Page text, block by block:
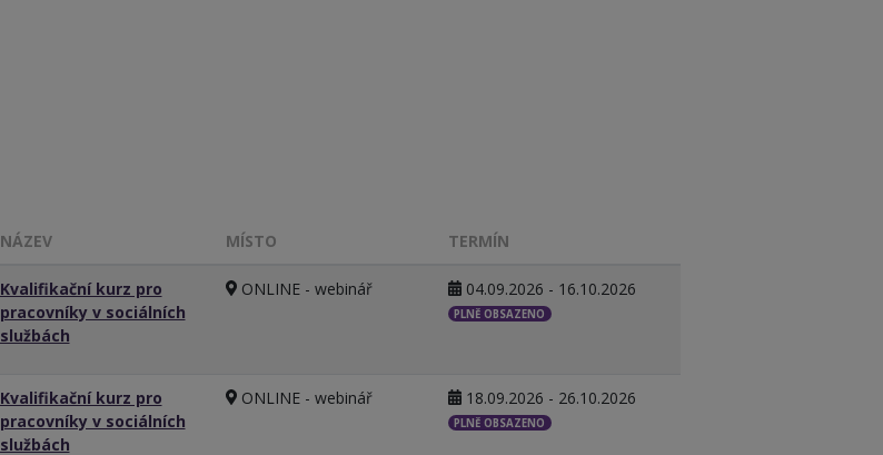
NÁZEV MÍSTO TERMÍN
Kvalifikační kurz pro
pracovníky v sociálních
službách
ONLINE - webinář 04.09.2026 - 16.10.2026
PLNĚ OBSAZENO
Kvalifikační kurz pro
pracovníky v sociálních
službách
ONLINE - webinář 18.09.2026 - 26.10.2026
PLNĚ OBSAZENO